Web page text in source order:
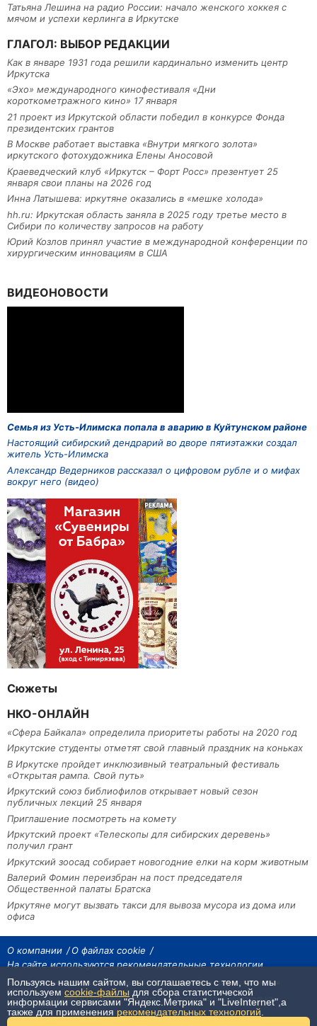
Татьяна Лешина на радио России: начало женского хоккея с
мячом и успехи керлинга в Иркутске
ГЛАГОЛ: ВЫБОР РЕДАКЦИИ
Как в январе 1931 года решили кардинально изменить центр
Иркутска
«Эхо» международного кинофестиваля «Дни
короткометражного кино» 17 января
21 проект из Иркутской области победил в конкурсе Фонда
президентских грантов
В Москве работает выставка «Внутри мягкого золота»
иркутского фотохудожника Елены Аносовой
Краеведческий клуб «Иркутск – Форт Росс» презентует 25
января свои планы на 2026 год
Инна Латышева: иркутяне оказались в «мешке холода»
hh.ru: Иркутская область заняла в 2025 году третье место в
Сибири по количеству запросов на работу
Юрий Козлов принял участие в международной конференции по
хирургическим инновациям в США
ВИДЕОНОВОСТИ
Семья из Усть-Илимска попала в аварию в Куйтунском районе
Настоящий сибирский дендрарий во дворе пятиэтажки создал
житель Усть-Илимска
Александр Ведерников рассказал о цифровом рубле и о мифах
вокруг него (видео)
Сюжеты
НКО-ОНЛАЙН
«Сфера Байкала» определила приоритеты работы на 2020 год
Иркутские студенты отметят свой главный праздник на коньках
В Иркутске пройдет инклюзивный театральный фестиваль
«Открытая рампа. Свой путь»
Иркутский союз библиофилов открывает новый сезон
публичных лекций 25 января
Приглашение посмотреть на комету
Иркутский проект «Телескопы для сибирских деревень»
получил грант
Иркутский зоосад собирает новогодние елки на корм животным
Валерий Фомин переизбран на пост председателя
Общественной палаты Братска
Иркутяне могут вызвать такси для вывоза мусора из дома или
офиса
О компании
О файлах cookie
На сайте используются рекомендательные технологии
На сайте размещаются материалы ИА «Наш Север». Все права охраняются
законом.
При использовании материалов агентства на других сайтах, обязательна
гиперссылка.
Пользуясь нашим сайтом, вы соглашаетесь с тем, что мы
используем cookie-файлы для сбора статистической
информации сервисами "Яндекс.Метрика" и "LiveInternet",а
также для применения рекомендательных технологий